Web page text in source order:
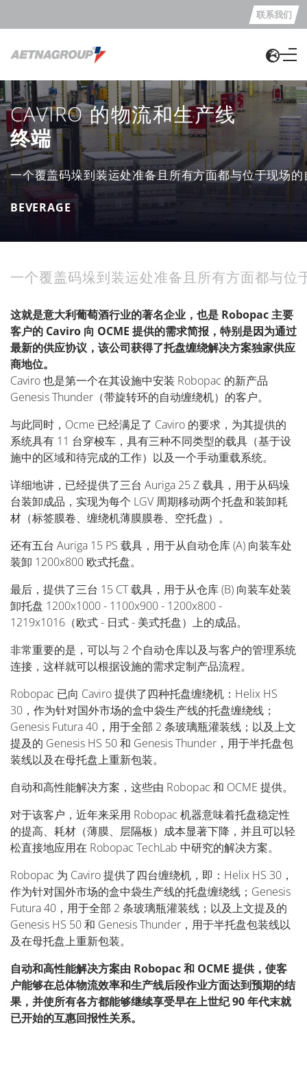
联系我们
CAVIRO 的物流和生产线
终端
一个覆盖码垛到装运处准备且所有方面都与位于现场
BEVERAGE
一个覆盖码垛到装运处准备且所有方面都与
这就是意大利葡萄酒行业的著名企业，也是 Robopac 主要
客户的 Caviro 向 OCME 提供的需求简报，特别是因为通过
最新的供应协议，该公司获得了托盘缠绕解决方案独家供应
商地位。
Caviro 也是第一个在其设施中安装 Robopac 的新产品
Genesis Thunder（带旋转环的自动缠绕机）的客户。
与此同时，Ocme 已经满足了 Caviro 的要求，为其提供的
系统具有 11 台穿梭车，具有三种不同类型的载具（基于设
施中的区域和待完成的工作）以及一个手动重载系统。
详细地讲，已经提供了三台 Auriga 25 Z 载具，用于从码垛
台装卸成品，实现为每个 LGV 周期移动两个托盘和装卸耗
材（标签膜卷、缠绕机薄膜膜卷、空托盘）。
还有五台 Auriga 15 PS 载具，用于从自动仓库 (A) 向装车处
装卸 1200x800 欧式托盘。
最后，提供了三台 15 CT 载具，用于从仓库 (B) 向装车处装
卸托盘 1200x1000 - 1100x900 - 1200x800 -
1219x1016（欧式 - 日式 - 美式托盘）上的成品。
非常重要的是，可以与 2 个自动仓库以及与客户的管理系统
连接，这样就可以根据设施的需求定制产品流程。
Robopac 已向 Caviro 提供了四种托盘缠绕机：Helix HS
30，作为针对国外市场的盒中袋生产线的托盘缠绕线；
Genesis Futura 40，用于全部 2 条玻璃瓶灌装线；以及上文
提及的 Genesis HS 50 和 Genesis Thunder，用于半托盘包
装线以及在母托盘上重新包装。
自动和高性能解决方案，这些由 Robopac 和 OCME 提供。
对于该客户，近年来采用 Robopac 机器意味着托盘稳定性
的提高、耗材（薄膜、层隔板）成本显著下降，并且可以轻
松直接地应用在 Robopac TechLab 中研究的解决方案。
Robopac 为 Caviro 提供了四台缠绕机，即：Helix HS 30，
作为针对国外市场的盒中袋生产线的托盘缠绕线；Genesis
Futura 40，用于全部 2 条玻璃瓶灌装线；以及上文提及的
Genesis HS 50 和 Genesis Thunder，用于半托盘包装线以
及在母托盘上重新包装。
自动和高性能解决方案由 Robopac 和 OCME 提供，使客
户能够在总体物流效率和生产线后段作业方面达到预期的结
果，并使所有各方都能够继续享受早在上世纪 90 年代末就
已开始的互惠回报性关系。